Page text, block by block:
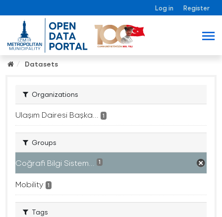
Log in Register
Datasets
Organizations
Ulaşım Dairesi Başka... 1
Groups
Coğrafi Bilgi Sistem... 1
Mobility 1
Tags